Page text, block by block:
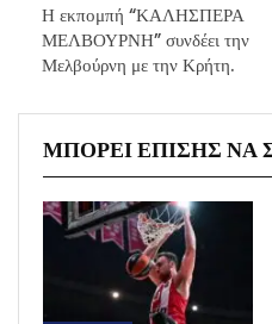
Η εκπομπή “ΚΑΛΗΣΠΕΡΑ
ΜΕΛΒΟΥΡΝΗ” συνδέει την
Μελβούρνη με την Κρήτη.
ΜΠΟΡΕΊ ΕΠΊΣΗΣ ΝΑ